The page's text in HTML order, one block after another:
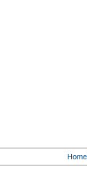
Home